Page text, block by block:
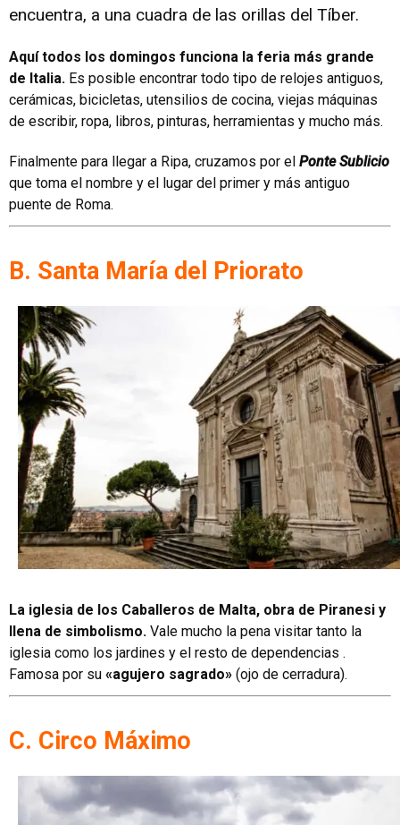
encuentra, a una cuadra de las orillas del Tíber.
Aquí todos los domingos funciona la feria más grande
de Italia. Es posible encontrar todo tipo de relojes antiguos,
cerámicas, bicicletas, utensilios de cocina, viejas máquinas
de escribir, ropa, libros, pinturas, herramientas y mucho más.
Finalmente para llegar a Ripa, cruzamos por el Ponte Sublicio
que toma el nombre y el lugar del primer y más antiguo
puente de Roma.
B. Santa María del Priorato
La iglesia de los Caballeros de Malta, obra de Piranesi y
llena de simbolismo. Vale mucho la pena visitar tanto la
iglesia como los jardines y el resto de dependencias .
Famosa por su «agujero sagrado» (ojo de cerradura).
C. Circo Máximo